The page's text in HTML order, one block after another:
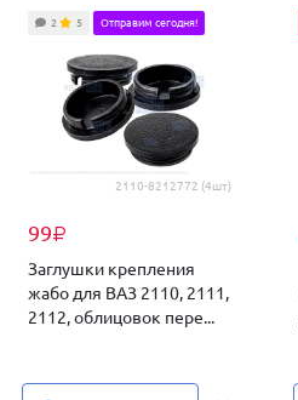
2110-8212772 (4шт)
99₽
2 5 Отправим сегодня!
Заглушки крепления
жабо для ВАЗ 2110, 2111,
2112, облицовок пере...